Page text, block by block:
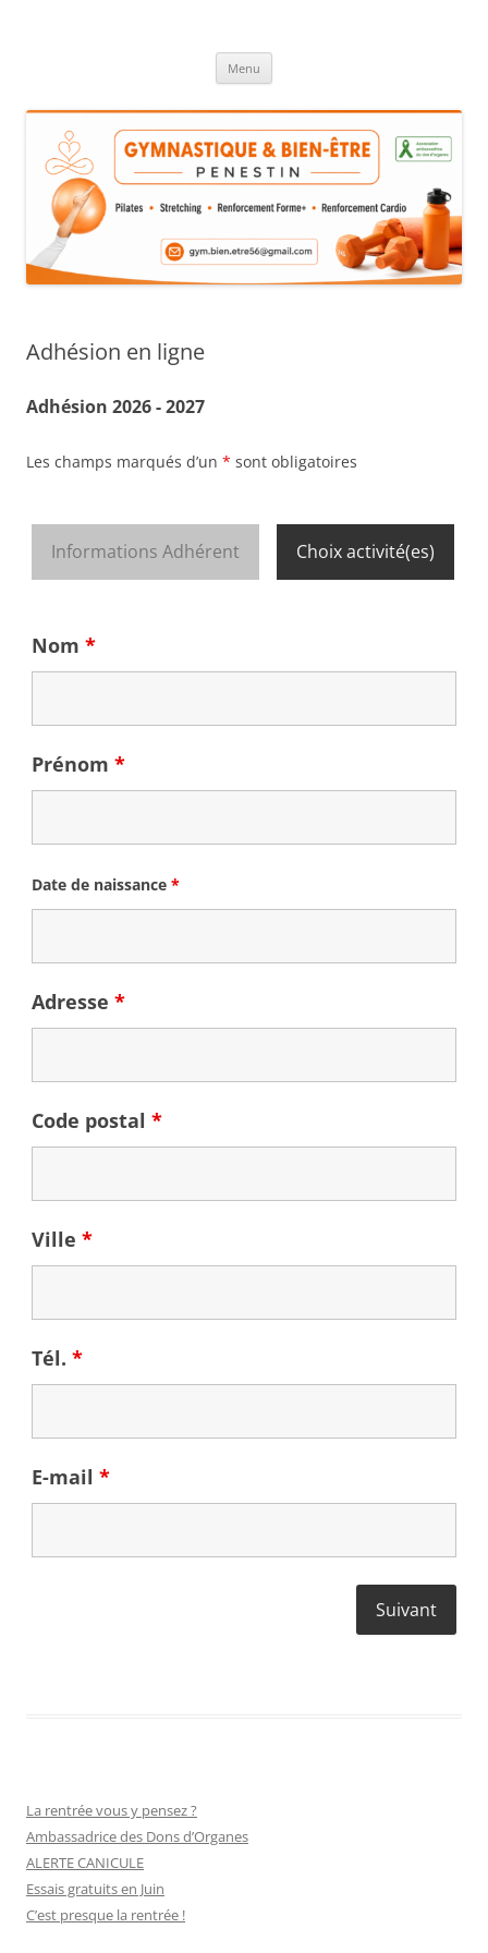
Menu
Adhésion en ligne
Adhésion 2026 - 2027
Les champs marqués d’un * sont obligatoires
Informations Adhérent Choix activité(es)
Nom *
Prénom *
Date de naissance *
Adresse *
Code postal *
Ville *
Tél. *
E-mail *
La rentrée vous y pensez ?
Ambassadrice des Dons d’Organes
ALERTE CANICULE
Essais gratuits en Juin
C’est presque la rentrée !